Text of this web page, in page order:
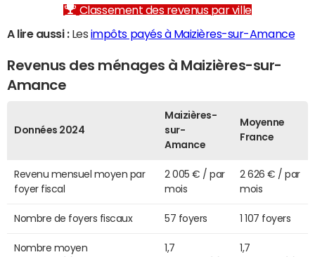
Classement des revenus par ville
A lire aussi :Les impôts payés à Maizières-sur-Amance
Revenus des ménages à Maizières-sur-
Amance
Données 2024
Maizières-
sur-
Amance
Moyenne
France
Revenu mensuel moyen par
foyer fiscal
2 005 € / par
mois
2 626 € / par
mois
Nombre de foyers fiscaux 57 foyers 1 107 foyers
Nombre moyen
1,7
1,7